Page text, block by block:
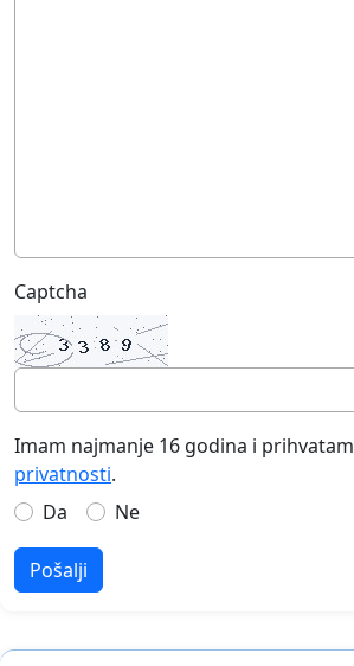
Captcha
Imam najmanje 16 godina i prihvatam
privatnosti.
Da
Ne
Pošalji